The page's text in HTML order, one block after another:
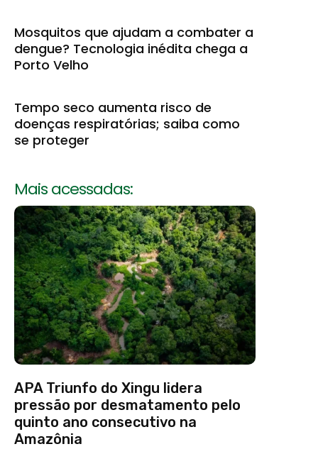
Mosquitos que ajudam a combater a
dengue? Tecnologia inédita chega a
Porto Velho
Tempo seco aumenta risco de
doenças respiratórias; saiba como
se proteger
Mais acessadas:
APA Triunfo do Xingu lidera
pressão por desmatamento pelo
quinto ano consecutivo na
Amazônia